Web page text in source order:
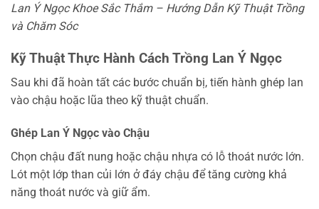
Lan Ý Ngọc Khoe Sắc Thắm – Hướng Dẫn Kỹ Thuật Trồng
và Chăm Sóc
Kỹ Thuật Thực Hành Cách Trồng Lan Ý Ngọc
Sau khi đã hoàn tất các bước chuẩn bị, tiến hành ghép lan
vào chậu hoặc lũa theo kỹ thuật chuẩn.
Ghép Lan Ý Ngọc vào Chậu
Chọn chậu đất nung hoặc chậu nhựa có lỗ thoát nước lớn.
Lót một lớp than củi lớn ở đáy chậu để tăng cường khả
năng thoát nước và giữ ẩm.